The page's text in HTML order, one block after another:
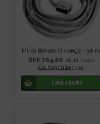
Mirka Betræk til slange - 3,8 m
DKK 704,00
ekskl. moms
Evt. fragt tillægges.